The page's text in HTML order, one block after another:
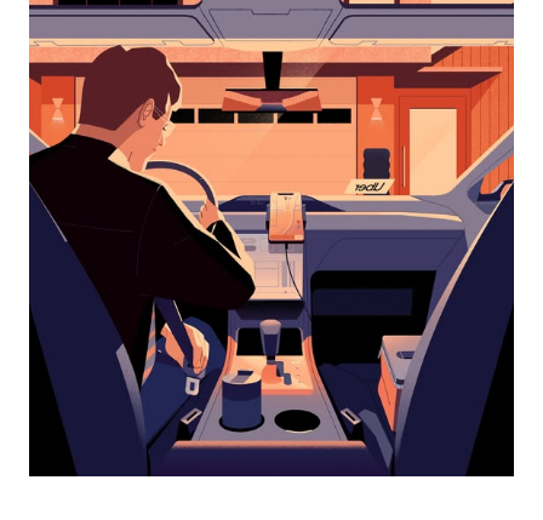
bas
interagir
avec
calendrier
et
sélectionner
une
date.
Appuyez
d'échappement
pour
fermer
calendrier.